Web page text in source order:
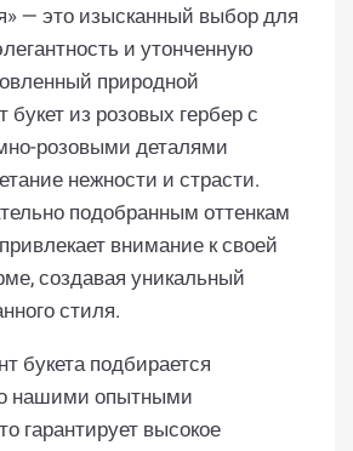
— это изысканный выбор для
и утонченную
природной
букет из розовых гербер с
розовыми деталями
нежности и страсти.
подобранным оттенкам
внимание к своей
создавая уникальный
стиля.
букета подбирается
нашими опытными
гарантирует высокое